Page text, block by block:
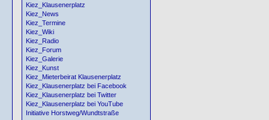
Kiez_Klausenerplatz
Kiez_News
Kiez_Termine
Kiez_Wiki
Kiez_Radio
Kiez_Forum
Kiez_Galerie
Kiez_Kunst
Kiez_Mieterbeirat Klausenerplatz
Kiez_Klausenerplatz bei Facebook
Kiez_Klausenerplatz bei Twitter
Kiez_Klausenerplatz bei YouTube
Initiative Horstweg/Wundtstraße